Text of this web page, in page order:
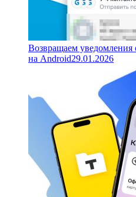
Возвращаем уведомления
на Android29.01.2026